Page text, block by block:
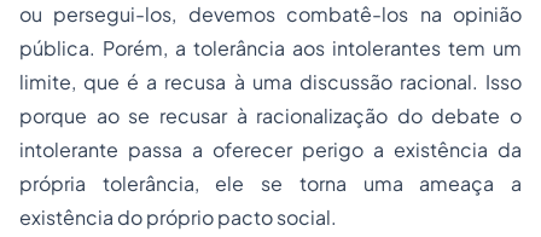
ou persegui-los, devemos combatê-los na opinião
pública. Porém, a tolerância aos intolerantes tem um
limite, que é a recusa à uma discussão racional. Isso
porque ao se recusar à racionalização do debate o
intolerante passa a oferecer perigo a existência da
própria tolerância, ele se torna uma ameaça a
existência do próprio pacto social.